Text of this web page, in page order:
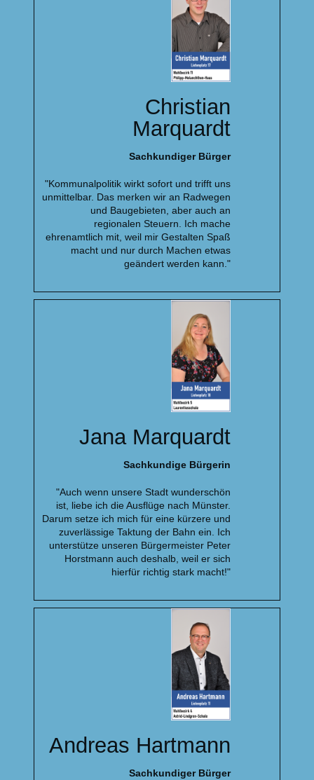
Christian
Marquardt
Sachkundiger Bürger
"Kommunalpolitik wirkt sofort und trifft uns
unmittelbar. Das merken wir an Radwegen
und Baugebieten, aber auch an
regionalen Steuern. Ich mache
ehrenamtlich mit, weil mir Gestalten Spaß
macht und nur durch Machen etwas
geändert werden kann."
Jana Marquardt
Sachkundige Bürgerin
"Auch wenn unsere Stadt wunderschön
ist, liebe ich die Ausflüge nach Münster.
Darum setze ich mich für eine kürzere und
zuverlässige Taktung der Bahn ein. Ich
unterstütze unseren Bürgermeister Peter
Horstmann auch deshalb, weil er sich
hierfür richtig stark macht!"
Andreas Hartmann
Sachkundiger Bürger